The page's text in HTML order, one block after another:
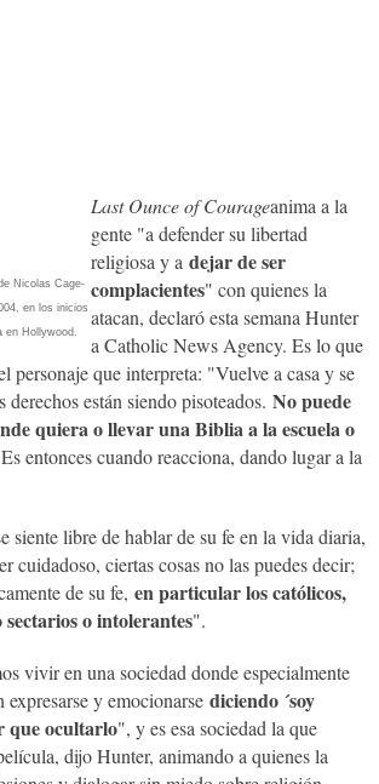
Nicolas Cage-
en los inicios
en Hollywood.
Last Ounce of Courageanima a la
gente "a defender su libertad
religiosa y a dejar de ser
complacientes" con quienes la
atacan, declaró esta semana Hunter
a Catholic News Agency. Es lo que
personaje que interpreta: "Vuelve a casa y se
derechos están siendo pisoteados. No puede
quiera o llevar una Biblia a la escuela o
entonces cuando reacciona, dando lugar a la
siente libre de hablar de su fe en la vida diaria,
cuidadoso, ciertas cosas no las puedes decir;
de su fe, en particular los católicos,
o intolerantes".
vivir en una sociedad donde especialmente
expresarse y emocionarse diciendo ´soy
que ocultarlo", y es esa sociedad la que
dijo Hunter, animando a quienes la